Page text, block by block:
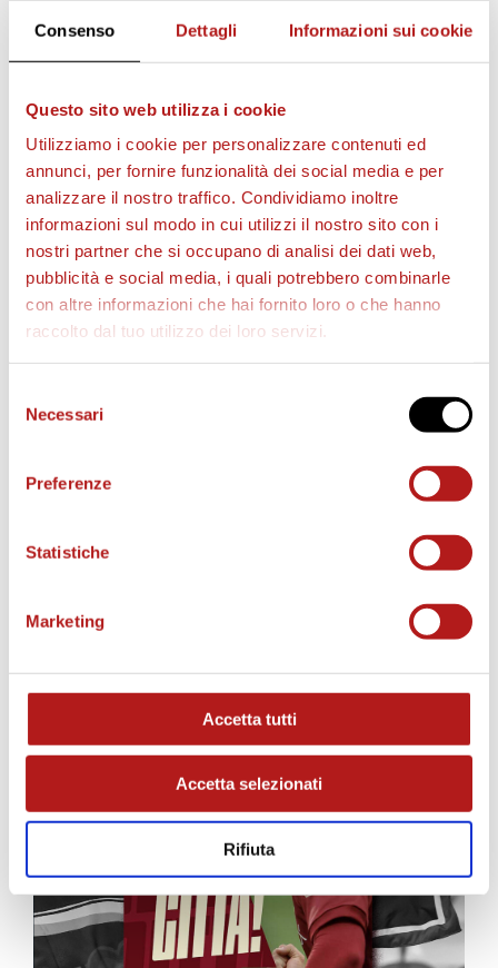
Consenso Dettagli Informazioni sui cookie
Questo sito web utilizza i cookie
Utilizziamo i cookie per personalizzare contenuti ed
annunci, per fornire funzionalità dei social media e per
analizzare il nostro traffico. Condividiamo inoltre
informazioni sul modo in cui utilizzi il nostro sito con i
nostri partner che si occupano di analisi dei dati web,
pubblicità e social media, i quali potrebbero combinarle
con altre informazioni che hai fornito loro o che hanno
raccolto dal tuo utilizzo dei loro servizi.
delNecessari
Preferenze
Statistiche
Marketing
Accetta tutti
Accetta selezionati
Rifiuta
AS CITTADELLA STORE
MATCH PROGRAM